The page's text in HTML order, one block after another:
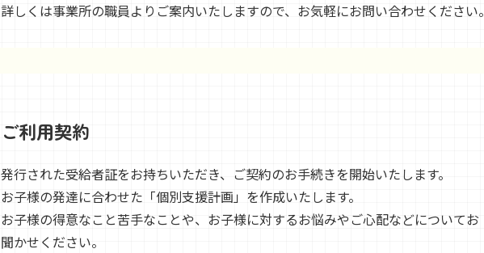
詳しくは事業所の職員よりご案内いたしますので、お気軽にお問い合わせください。
ご利用契約
発行された受給者証をお持ちいただき、ご契約のお手続きを開始いたします。
お子様の発達に合わせた「個別支援計画」を作成いたします。
お子様の得意なこと苦手なことや、お子様に対するお悩みやご心配などについてお
聞かせください。